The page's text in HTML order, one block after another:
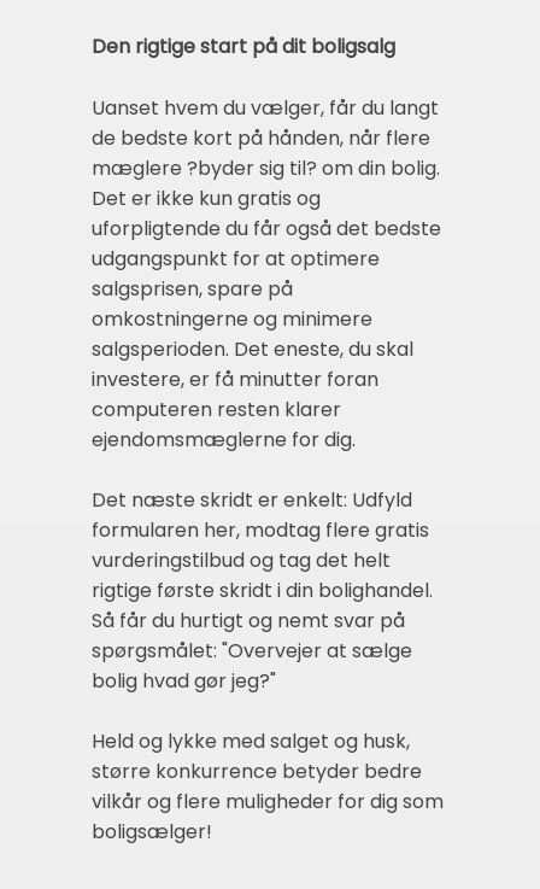
Den rigtige start på dit boligsalg
Uanset hvem du vælger, får du langt
de bedste kort på hånden, når flere
mæglere ?byder sig til? om din bolig.
Det er ikke kun gratis og
uforpligtende du får også det bedste
udgangspunkt for at optimere
salgsprisen, spare på
omkostningerne og minimere
salgsperioden. Det eneste, du skal
investere, er få minutter foran
computeren resten klarer
ejendomsmæglerne for dig.
Det næste skridt er enkelt: Udfyld
formularen her, modtag flere gratis
vurderingstilbud og tag det helt
rigtige første skridt i din bolighandel.
Så får du hurtigt og nemt svar på
spørgsmålet: "Overvejer at sælge
bolig hvad gør jeg?"
Held og lykke med salget og husk,
større konkurrence betyder bedre
vilkår og flere muligheder for dig som
boligsælger!